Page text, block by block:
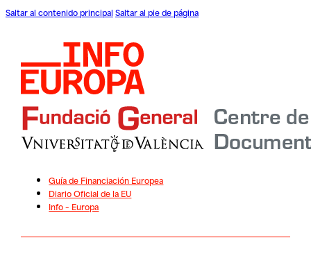
Saltar al contenido principal Saltar al pie de página
Guía de Financiación Europea
Diario Oficial de la EU
Info – Europa